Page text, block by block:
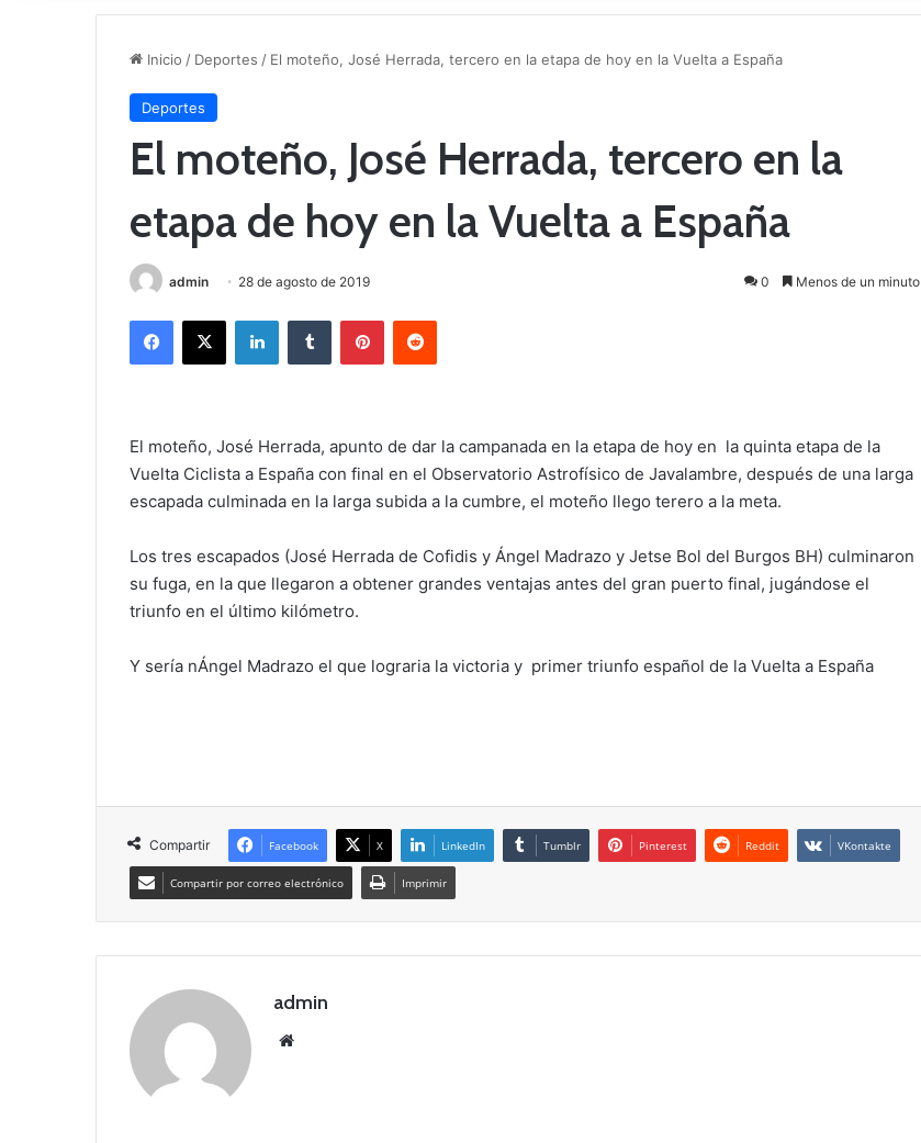
Inicio / Deportes / El moteño, José Herrada, tercero en la etapa de hoy en la Vuelta a España
Deportes
El moteño, José Herrada, tercero en la
etapa de hoy en la Vuelta a España
admin 28 de agosto de 2019 0 Menos de un minuto
El moteño, José Herrada, apunto de dar la campanada en la etapa de hoy en la quinta etapa de la
Vuelta Ciclista a España con final en el Observatorio Astrofísico de Javalambre, después de una larga
escapada culminada en la larga subida a la cumbre, el moteño llego terero a la meta.
Los tres escapados (José Herrada de Cofidis y Ángel Madrazo y Jetse Bol del Burgos BH) culminaron
su fuga, en la que llegaron a obtener grandes ventajas antes del gran puerto final, jugándose el
triunfo en el último kilómetro.
Y sería nÁngel Madrazo el que lograria la victoria y primer triunfo español de la Vuelta a España
Compartir Facebook X LinkedIn Tumblr Pinterest Reddit VKontakte
Compartir por correo electrónico Imprimir
admin